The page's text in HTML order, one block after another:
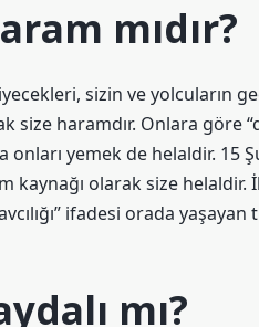
mıdır?
sizin ve yolcuların
haramdır. Onlara göre
onları yemek de helaldir. 15
kaynağı olarak size
ifadesi orada
mı?